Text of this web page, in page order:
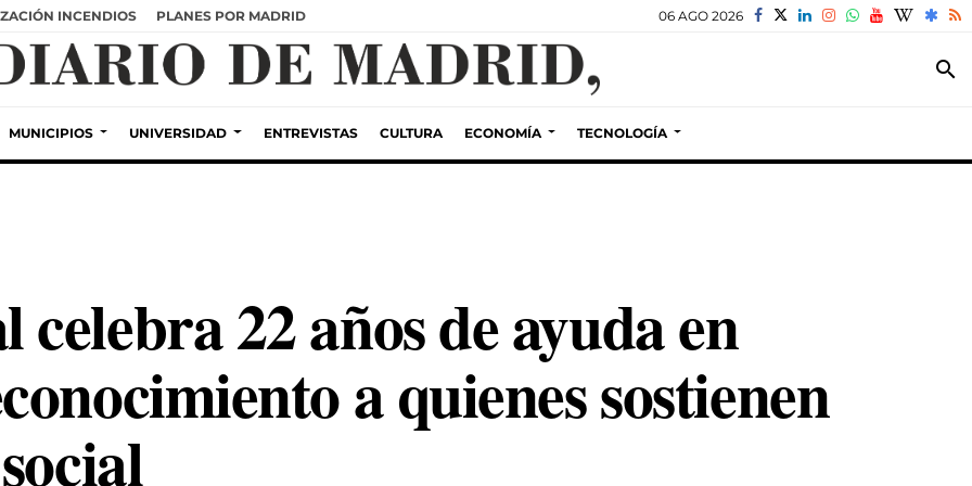
INCENDIOS PLANES POR MADRID 06 AGO 2026
search
MUNICIPIOS UNIVERSIDAD ENTREVISTAS CULTURA ECONOMÍA TECNOLOGÍA
22 años de ayuda en
a quienes sostienen